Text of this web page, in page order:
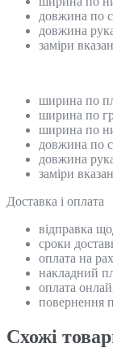
довжина по
довжина
заміри
ширина по
ширина по
ширина по
довжина по
довжина
заміри
Доставка і оплата
відправка
сроки
оплата на
накладний
оплата
повернення
Схожi